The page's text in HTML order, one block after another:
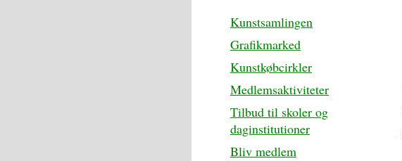
Kunstsamlingen
Grafikmarked
Kunstkøbcirkler
Medlemsaktiviteter
Tilbud til skoler og
daginstitutioner
Bliv medlem